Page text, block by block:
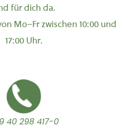
für dich da.
Mo–Fr zwischen 10:00 und
17:00 Uhr.
40 298 417-0